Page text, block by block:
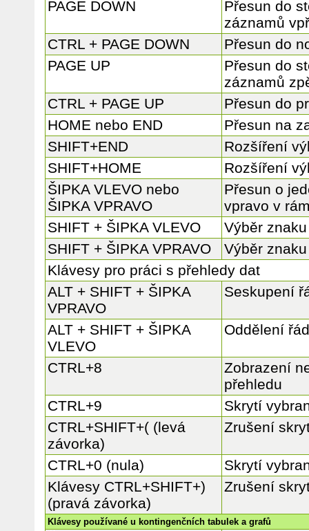
PAGE DOWN
Přesun do
záznamů
CTRL + PAGE DOWN
Přesun do
PAGE UP
Přesun do
záznamů
CTRL + PAGE UP
Přesun do
HOME nebo END
Přesun na
SHIFT+END
Rozšíření
SHIFT+HOME
Rozšíření
ŠIPKA VLEVO nebo
ŠIPKA VPRAVO
Přesun o
vpravo v
SHIFT + ŠIPKA VLEVO
Výběr
SHIFT + ŠIPKA VPRAVO
Výběr
Klávesy pro práci s přehledy dat
ALT + SHIFT + ŠIPKA
VPRAVO
Seskupení
ALT + SHIFT + ŠIPKA
VLEVO
Oddělení
CTRL+8
Zobrazení
přehledu
CTRL+9
Skrytí
CTRL+SHIFT+( (levá
závorka)
Zrušení
CTRL+0 (nula)
Skrytí
Klávesy CTRL+SHIFT+)
(pravá závorka)
Zrušení
Klávesy používané u kontingenčních tabulek a grafů